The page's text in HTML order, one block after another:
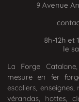
9 Avenue
8h-12h et
le
La Forge
mesure en fer
escaliers,
vérandas, hottes,